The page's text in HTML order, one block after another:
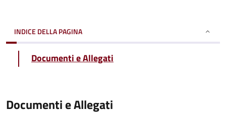
INDICE DELLA PAGINA
Documenti e Allegati
Documenti e Allegati